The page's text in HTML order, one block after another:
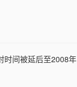
时间被延后至2008年